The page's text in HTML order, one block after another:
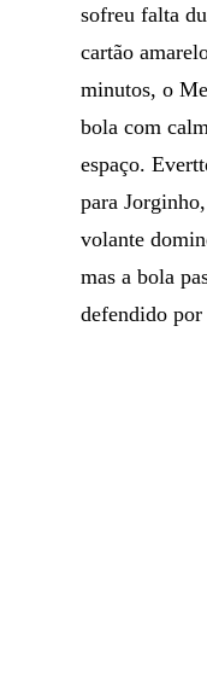
sofreu falta
cartão
minutos, o
bola com
espaço.
para
volante
mas a bola
defendido